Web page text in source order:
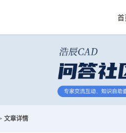
首
文章详情